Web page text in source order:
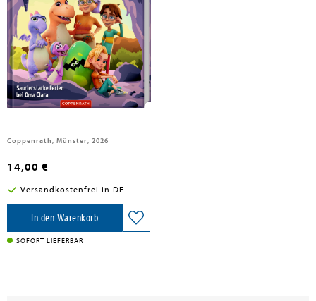
Berger, Nicola
Dino Mates
Coppenrath, Münster, 2026
14,00 €
Versandkostenfrei in DE
In den Warenkorb
SOFORT LIEFERBAR